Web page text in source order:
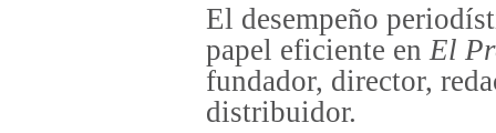
El desempeño
papel eficiente en El
fundador, director,
distribuidor.